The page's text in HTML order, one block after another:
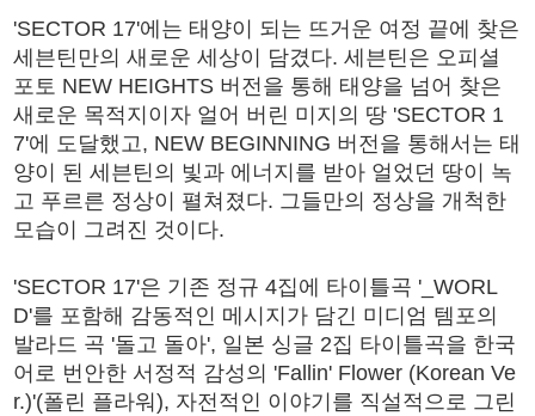
'SECTOR 17'에는 태양이 되는 뜨거운 여정 끝에 찾은
세븐틴만의 새로운 세상이 담겼다. 세븐틴은 오피셜
포토 NEW HEIGHTS 버전을 통해 태양을 넘어 찾은
새로운 목적지이자 얼어 버린 미지의 땅 'SECTOR 1
7'에 도달했고, NEW BEGINNING 버전을 통해서는 태
양이 된 세븐틴의 빛과 에너지를 받아 얼었던 땅이 녹
고 푸르른 정상이 펼쳐졌다. 그들만의 정상을 개척한
모습이 그려진 것이다.
'SECTOR 17'은 기존 정규 4집에 타이틀곡 '_WORL
D'를 포함해 감동적인 메시지가 담긴 미디엄 템포의
발라드 곡 '돌고 돌아', 일본 싱글 2집 타이틀곡을 한국
어로 번안한 서정적 감성의 'Fallin' Flower (Korean Ve
r.)'(폴린 플라워), 자전적인 이야기를 직설적으로 그린